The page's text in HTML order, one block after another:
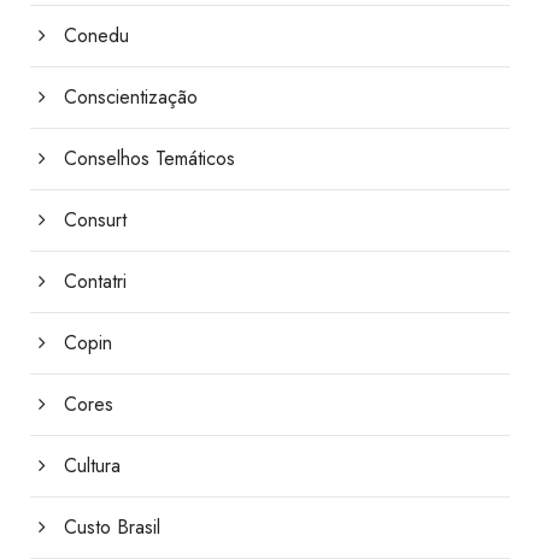
Conedu
Conscientização
Conselhos Temáticos
Consurt
Contatri
Copin
Cores
Cultura
Custo Brasil